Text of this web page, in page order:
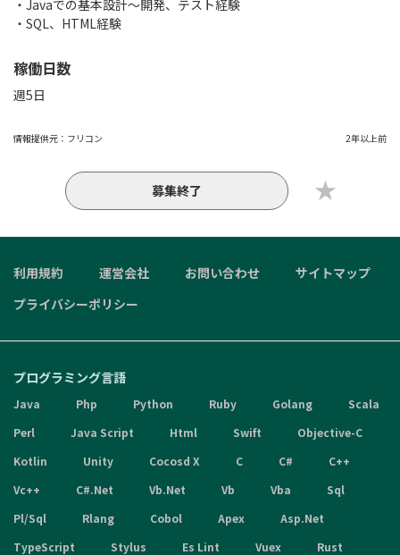
・Javaでの基本設計〜開発、テスト経験
・SQL、HTML経験
稼働日数
週5日
情報提供元： フリコン 2年以上前
募集終了
利用規約 運営会社 お問い合わせ
サイトマップ
プライバシーポリシー
プログラミング言語
Java Php Python Ruby Golang
Scala
Perl
Java Script Html Swift
Objective-C
Kotlin
Unity Cocosd X C C#
C++
Vc++
C#.Net Vb.Net Vb Vba
Sql
Pl/Sql
Rlang Cobol Apex
Asp.Net
TypeScript
Stylus Es Lint Vuex
Rust